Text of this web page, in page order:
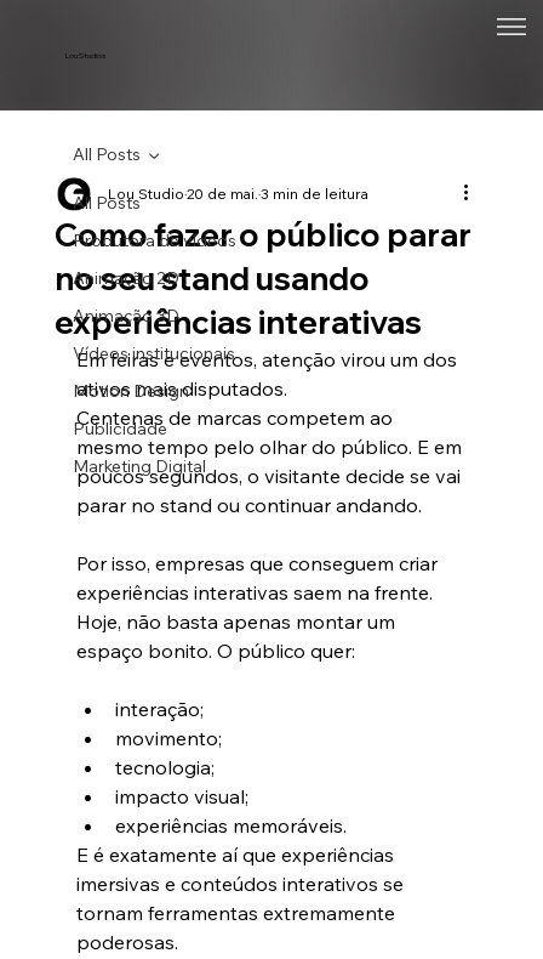
Lou Studios
All Posts
Produtora de vídeos
Animação 2D
Animação 3D
Vídeos institucionais
Motion Design
Publicidade
Marketing Digital
All Posts
Como fazer o público parar
no seu stand usando
experiências interativas
Lou Studio20 de mai.3 min de leitura
Em feiras e eventos, atenção virou um dos
ativos mais disputados.
Centenas de marcas competem ao
mesmo tempo pelo olhar do público. E em
poucos segundos, o visitante decide se vai
parar no stand ou continuar andando.
Por isso, empresas que conseguem criar
experiências interativas saem na frente.
Hoje, não basta apenas montar um
espaço bonito. O público quer:
interação;
movimento;
tecnologia;
impacto visual;
experiências memoráveis.
E é exatamente aí que experiências
imersivas e conteúdos interativos se
tornam ferramentas extremamente
poderosas.